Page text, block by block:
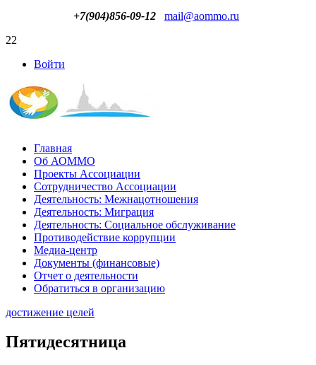
+7(904)856-09-12
mail@aommo.ru
22
Войти
Главная
Об АОММО
Проекты Ассоциации
Сотрудничество Ассоциации
Деятельность: Межнацотношения
Деятельность: Миграция
Деятельность: Социальное обслуживание
Противодействие коррупции
Медиа-центр
Документы (финансовые)
Отчет о деятельности
Обратиться в организацию
достижение целей
Пятидесятница